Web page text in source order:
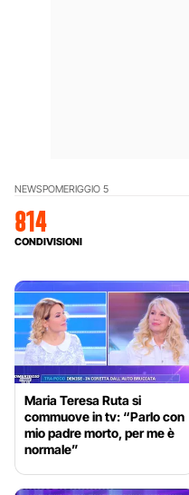
NEWSPOMERIGGIO 5
814
CONDIVISIONI
Maria Teresa Ruta si
commuove in tv: “Parlo con
mio padre morto, per me è
normale”